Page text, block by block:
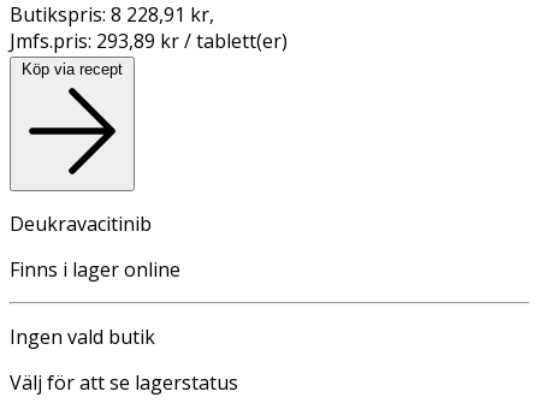
Butikspris: 8 228,91 kr,
Jmfs.pris: 293,89 kr / tablett(er)
Köp via recept
Deukravacitinib
Finns i lager online
Ingen vald butik
Välj för att se lagerstatus